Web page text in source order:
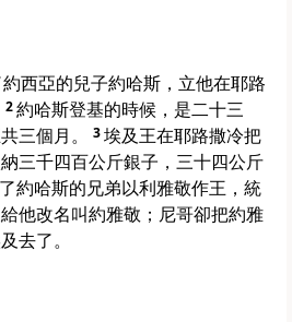
西亞的兒子約哈斯，立他在耶路
2約哈斯登基的時候，是二十三
三個月。
3埃及王在耶路撒冷把
三千四百公斤銀子，三十四公斤
約哈斯的兄弟以利雅敬作王，統
他改名叫約雅敬；尼哥卻把約雅
去了。